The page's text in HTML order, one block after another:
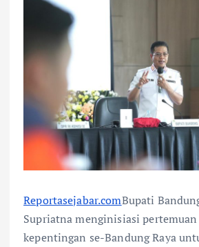
Reportasejabar.comBupati
Supriatna menginisiasi
kepentingan se-Bandung Raya